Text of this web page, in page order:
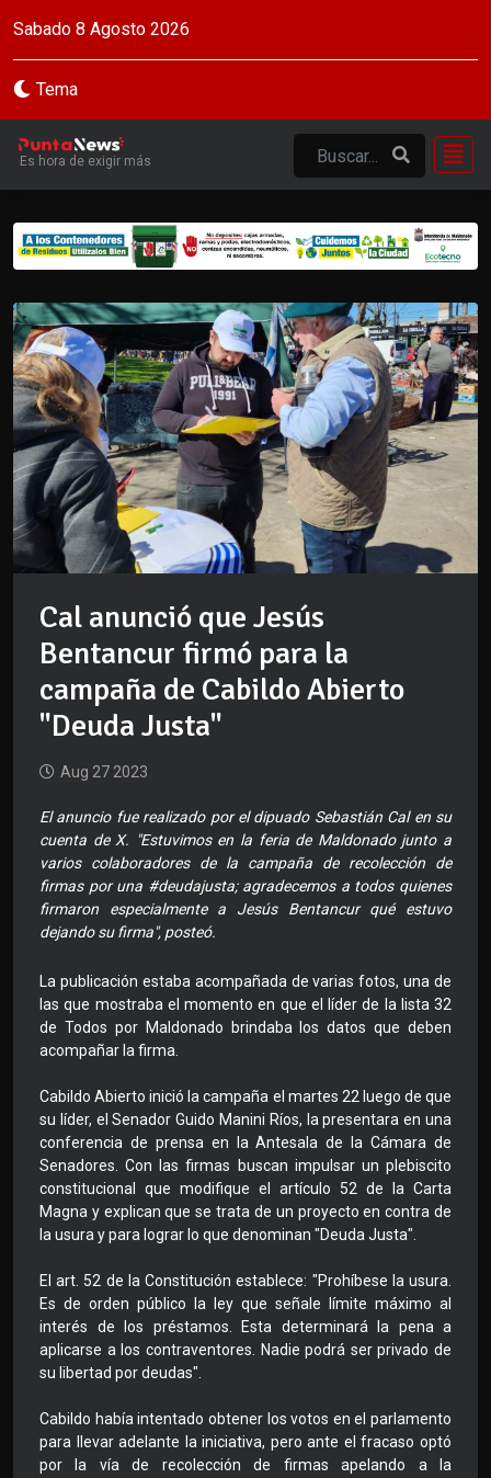
Sabado 8 Agosto 2026
Tema
Es hora de exigir más
Cal anunció que Jesús
Bentancur firmó para la
campaña de Cabildo Abierto
"Deuda Justa"
Aug 27 2023
El anuncio fue realizado por el dipuado Sebastián Cal en su
cuenta de X. "Estuvimos en la feria de Maldonado junto a
varios colaboradores de la campaña de recolección de
firmas por una #deudajusta; agradecemos a todos quienes
firmaron especialmente a Jesús Bentancur qué estuvo
dejando su firma", posteó.
La publicación estaba acompañada de varias fotos, una de
las que mostraba el momento en que el líder de la lista 32
de Todos por Maldonado brindaba los datos que deben
acompañar la firma.
Cabildo Abierto inició la campaña el martes 22 luego de que
su líder, el Senador Guido Manini Ríos, la presentara en una
conferencia de prensa en la Antesala de la Cámara de
Senadores. Con las firmas buscan impulsar un plebiscito
constitucional que modifique el artículo 52 de la Carta
Magna y explican que se trata de un proyecto en contra de
la usura y para lograr lo que denominan "Deuda Justa".
El art. 52 de la Constitución establece: "Prohíbese la usura.
Es de orden público la ley que señale límite máximo al
interés de los préstamos. Esta determinará la pena a
aplicarse a los contraventores. Nadie podrá ser privado de
su libertad por deudas".
Cabildo había intentado obtener los votos en el parlamento
para llevar adelante la iniciativa, pero ante el fracaso optó
por la vía de recolección de firmas apelando a la